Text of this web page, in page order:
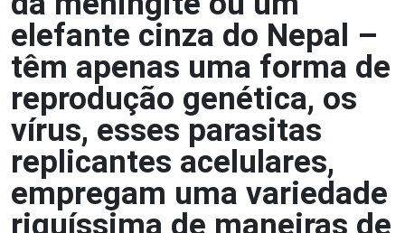
elefante cinza do Nepal –
têm apenas uma forma de
reprodução genética, os
vírus, esses parasitas
replicantes acelulares,
empregam uma variedade
riquíssima de maneiras de